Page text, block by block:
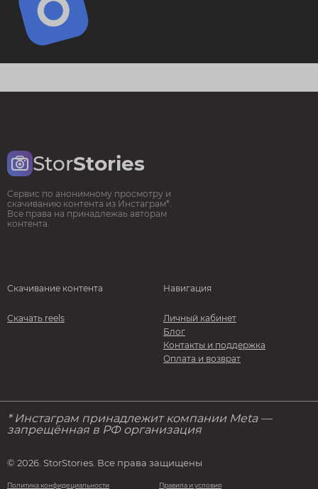
StorStories
Сервис по анонимному просмотру и
скачиванию контента из Инстаграм*.
Все права на принадлежаь авторам
контента.
Скачивание контента
Скачать reels
Навигация
Личный кабинет
Блог
Контакты и поддержка
Оплата и возврат
* Инстаграм принадлежит компании Meta —
запрещённая в РФ организация
© 2026. StorStories. Все права защищены
Политика конфидециальности Правила и условия